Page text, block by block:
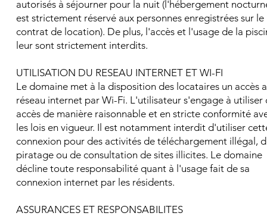
autorisés à séjourner pour la nuit (l'hébergement
est strictement réservé aux personnes enregistrées sur le
contrat de location). De plus, l'accès et l'usage de la
leur sont strictement interdits.
UTILISATION DU RESEAU INTERNET ET WI-FI
Le domaine met à la disposition des locataires un accès
réseau internet par Wi-Fi. L'utilisateur s'engage à utiliser
accès de manière raisonnable et en stricte conformité
les lois en vigueur. Il est notamment interdit d'utiliser
connexion pour des activités de téléchargement illégal,
piratage ou de consultation de sites illicites. Le domaine
décline toute responsabilité quant à l'usage fait de sa
connexion internet par les résidents.
ASSURANCES ET RESPONSABILITES